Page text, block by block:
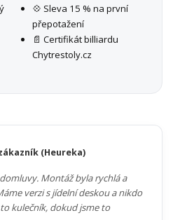
💠 Sleva 15 % na první
přepotažení
📄 Certifikát billiardu
Chytrestoly.cz
(Heureka)
Montáž byla rychlá a
verzi s jídelní deskou a nikdo
kulečník, dokud jsme to